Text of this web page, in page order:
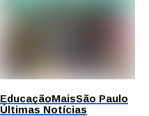
EducaçãoMaisSão Paulo
Últimas Notícias